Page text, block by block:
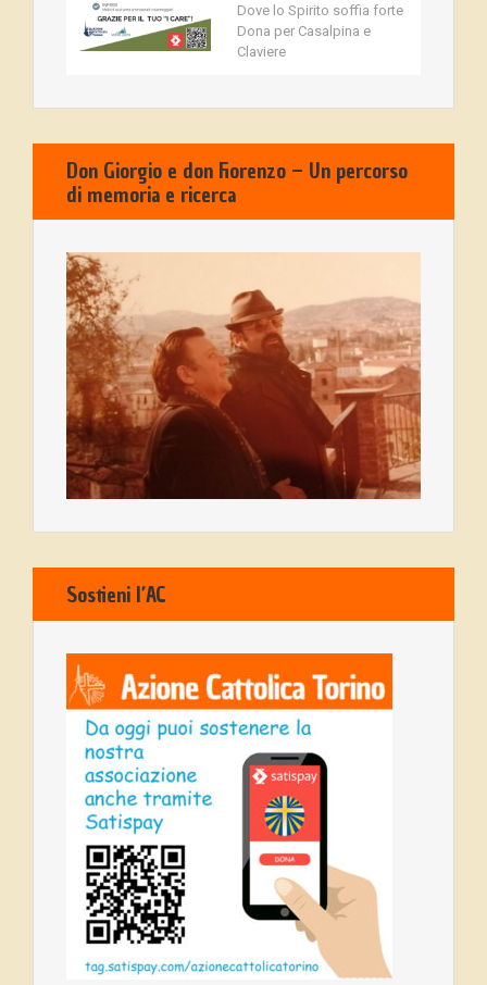
Dove lo Spirito soffia forte
Dona per Casalpina e
Claviere
Don Giorgio e don Fiorenzo – Un percorso
di memoria e ricerca
Sostieni l’AC